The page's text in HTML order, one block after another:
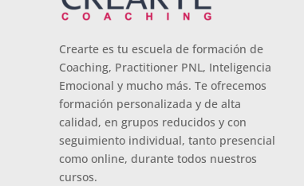
Crearte es tu escuela de formación de
Coaching, Practitioner PNL, Inteligencia
Emocional y mucho más. Te ofrecemos
formación personalizada y de alta
calidad, en grupos reducidos y con
seguimiento individual, tanto presencial
como online, durante todos nuestros
cursos.